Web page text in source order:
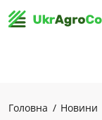
Головна Новини